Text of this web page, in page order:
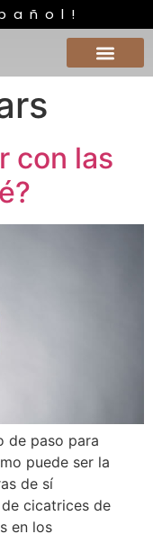
con las
de paso para
puede ser la
de sí
cicatrices de
en los